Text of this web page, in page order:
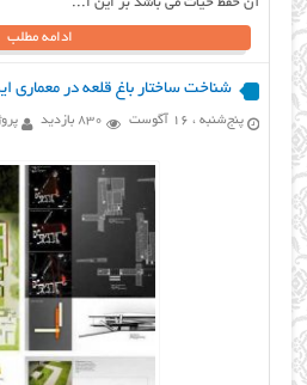
ادامه مطلب
شناخت ساختار باغ قلعه در معماری
پنج‌شنبه ، 16 آگوست 830 بازدید